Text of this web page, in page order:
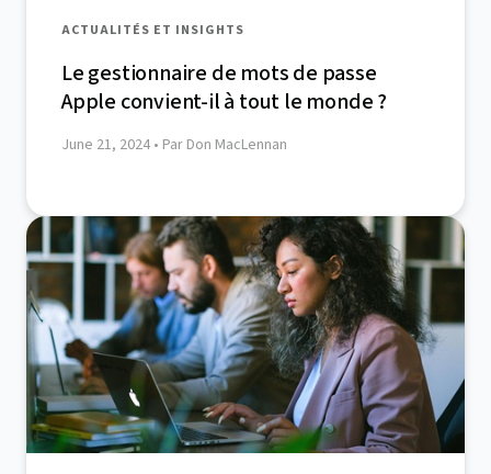
ACTUALITÉS ET INSIGHTS
Le gestionnaire de mots de passe
Apple convient-il à tout le monde ?
June 21, 2024 • Par Don MacLennan